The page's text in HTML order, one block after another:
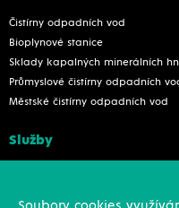
Čistírny odpadních vod
Bioplynové stanice
Sklady kapalných minerálních
Průmyslové čistírny odpadních
Městské čistírny odpadních vod
Služby